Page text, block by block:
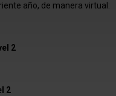
año, de manera virtual:
2
2